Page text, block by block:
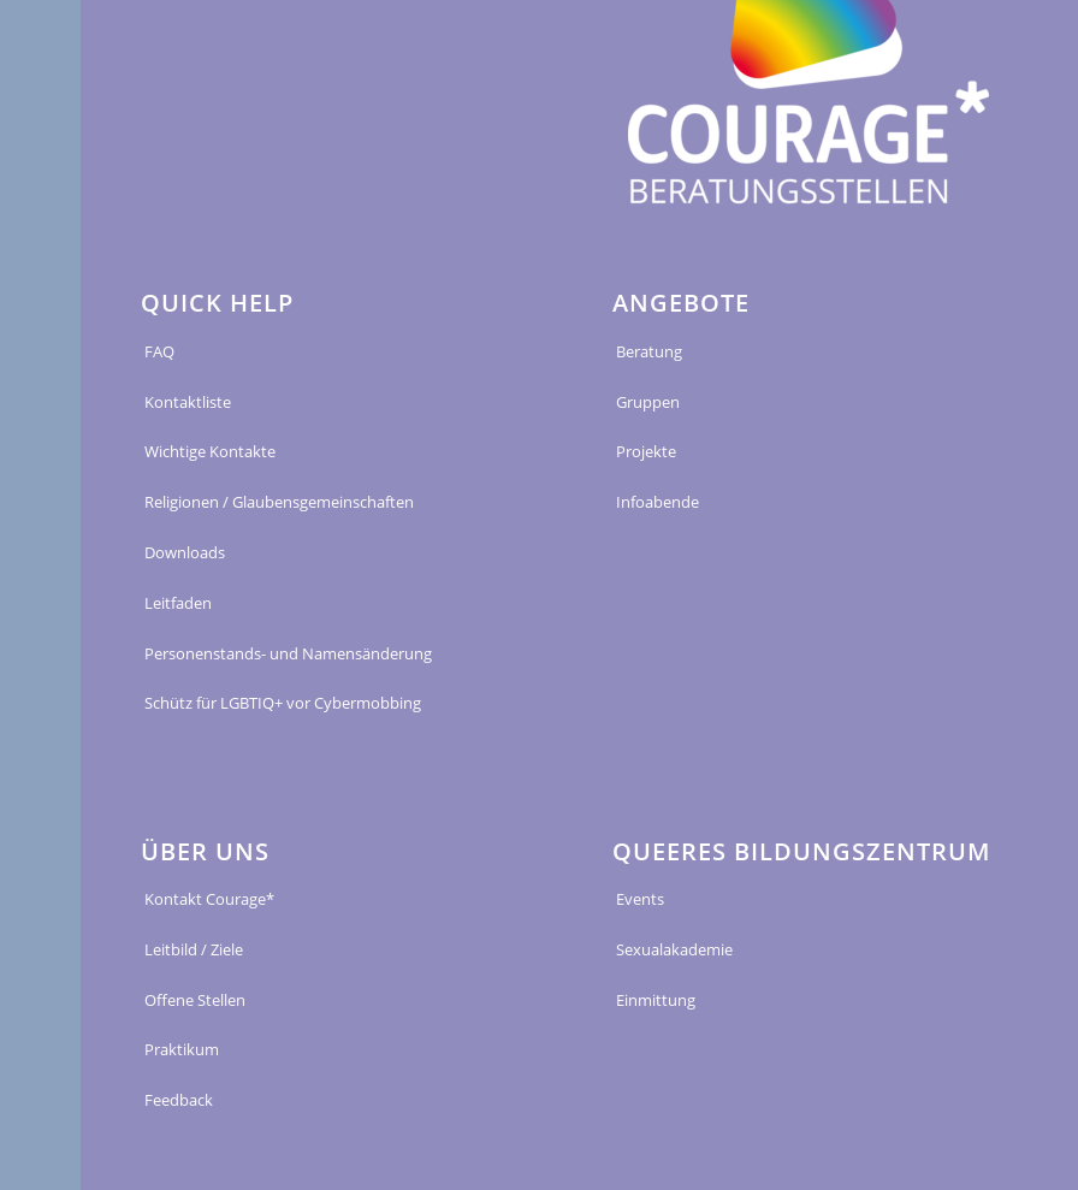
QUICK HELP
FAQ
Kontaktliste
Wichtige Kontakte
Religionen / Glaubensgemeinschaften
Downloads
Leitfaden
Personenstands- und Namensänderung
Schütz für LGBTIQ+ vor Cybermobbing
ANGEBOTE
Beratung
Gruppen
Projekte
Infoabende
ÜBER UNS
Kontakt Courage*
Leitbild / Ziele
Offene Stellen
Praktikum
Feedback
QUEERES BILDUNGSZENTRUM
Events
Sexualakademie
Einmittung